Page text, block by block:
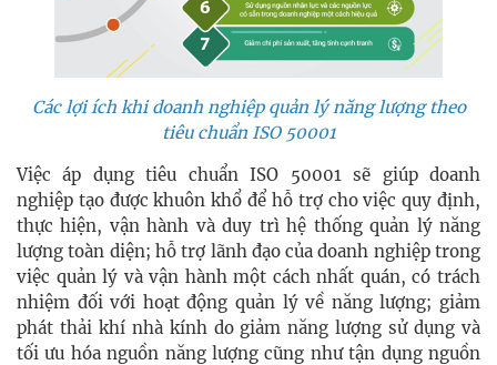
Các lợi ích khi doanh nghiệp quản lý năng lượng theo
tiêu chuẩn ISO 50001
Việc áp dụng tiêu chuẩn ISO 50001 sẽ giúp doanh
nghiệp tạo được khuôn khổ để hỗ trợ cho việc quy định,
thực hiện, vận hành và duy trì hệ thống quản lý năng
lượng toàn diện; hỗ trợ lãnh đạo của doanh nghiệp trong
việc quản lý và vận hành một cách nhất quán, có trách
nhiệm đối với hoạt động quản lý về năng lượng; giảm
phát thải khí nhà kính do giảm năng lượng sử dụng và
tối ưu hóa nguồn năng lượng cũng như tận dụng nguồn